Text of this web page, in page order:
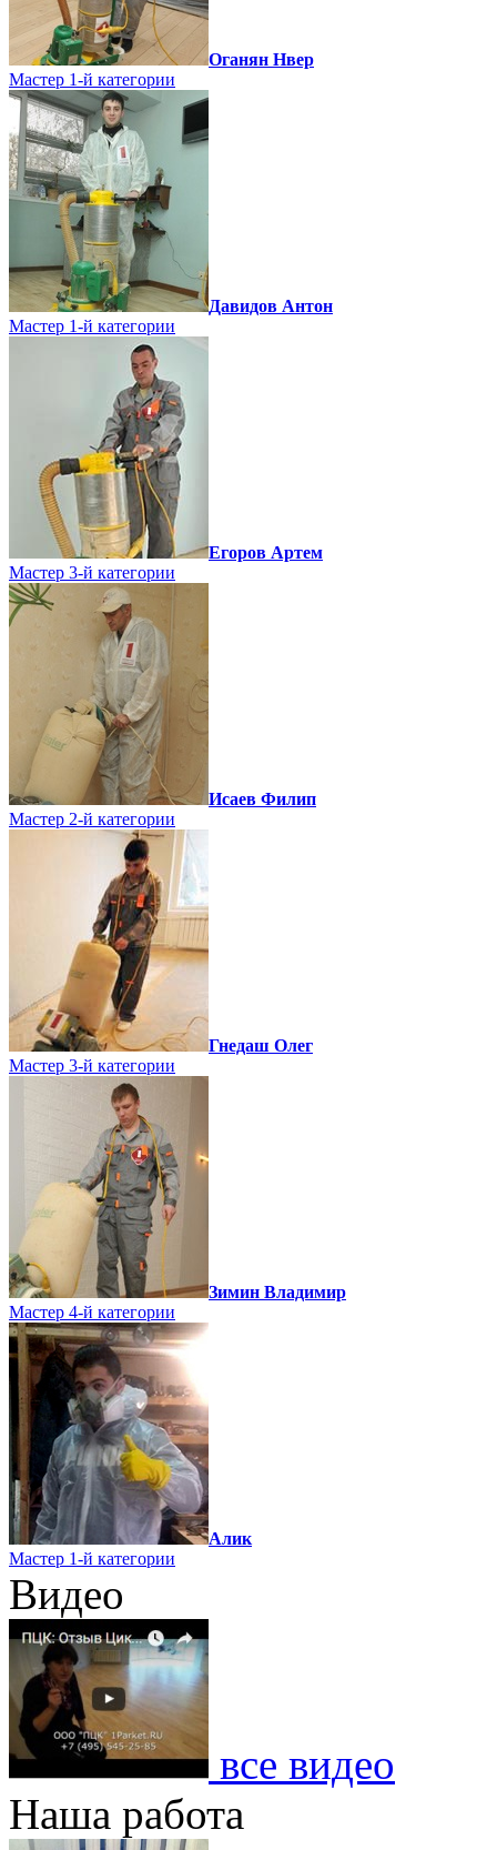
Оганян Нвер
Мастер 1-й категории
Давидов Антон
Мастер 1-й категории
Егоров Артем
Мастер 3-й категории
Исаев Филип
Мастер 2-й категории
Гнедаш Олег
Мастер 3-й категории
Зимин Владимир
Мастер 4-й категории
Алик
Мастер 1-й категории
Видео
все видео
Наша работа